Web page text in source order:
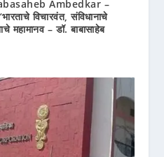
Ambedkar –
विचारवंत, संविधानाचे
महामानव – डॉ. बाबासाहेब